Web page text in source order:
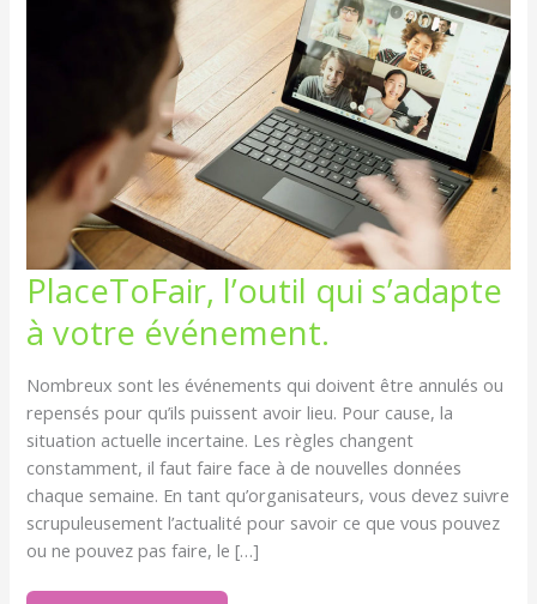
PlaceToFair, l’outil qui s’adapte
à votre événement.
Nombreux sont les événements qui doivent être annulés ou
repensés pour qu’ils puissent avoir lieu. Pour cause, la
situation actuelle incertaine. Les règles changent
constamment, il faut faire face à de nouvelles données
chaque semaine. En tant qu’organisateurs, vous devez suivre
scrupuleusement l’actualité pour savoir ce que vous pouvez
ou ne pouvez pas faire, le […]
PLACETOFAIR,
L’OUTIL
QUI
S’ADAPTE
À